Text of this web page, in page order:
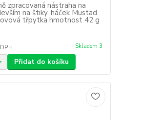
zpracovaná nástraha na
na štiky. háček Mustad
třpytka hmotnost 42 g
Skladem 3
Přidat do košíku